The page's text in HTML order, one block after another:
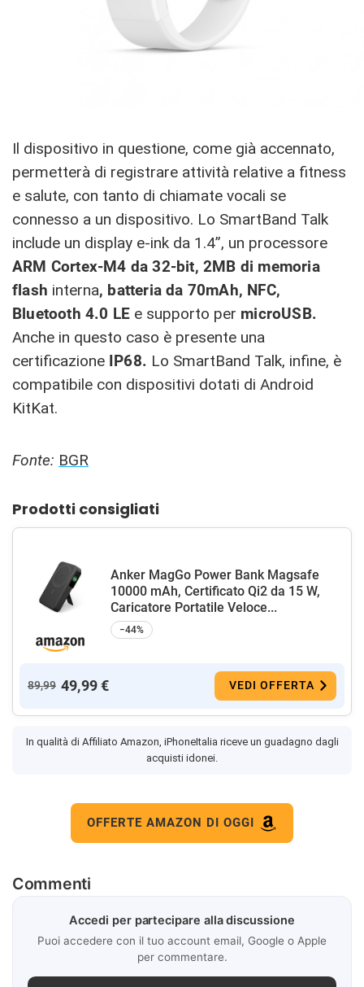
Il dispositivo in questione, come già accennato,
permetterà di registrare attività relative a fitness
e salute, con tanto di chiamate vocali se
connesso a un dispositivo. Lo SmartBand Talk
include un display e-ink da 1.4”, un processore
ARM Cortex-M4 da 32-bit, 2MB di memoria
flash interna, batteria da 70mAh, NFC,
Bluetooth 4.0 LE e supporto per microUSB.
Anche in questo caso è presente una
certificazione IP68. Lo SmartBand Talk, infine, è
compatibile con dispositivi dotati di Android
KitKat.
Fonte: BGR
Prodotti consigliati
Anker MagGo Power Bank Magsafe
10000 mAh, Certificato Qi2 da 15 W,
Caricatore Portatile Veloce...
−44%
89,99 49,99 € VEDI OFFERTA
In qualità di Affiliato Amazon, iPhoneItalia riceve un guadagno dagli
acquisti idonei.
OFFERTE AMAZON DI OGGI
Commenti
Accedi per partecipare alla discussione
Puoi accedere con il tuo account email, Google o Apple
per commentare.